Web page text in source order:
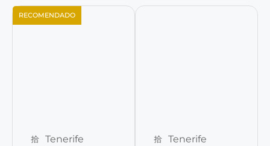
RECOMENDADO
Tenerife Tenerife